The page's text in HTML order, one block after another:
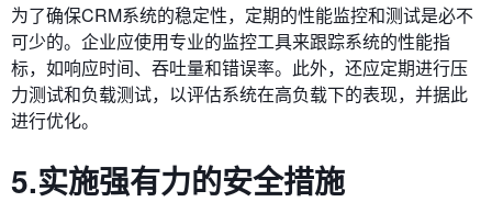
为了确保CRM系统的稳定性，定期的性能监控和测试是必不
可少的。企业应使用专业的监控工具来跟踪系统的性能指
标，如响应时间、吞吐量和错误率。此外，还应定期进行压
力测试和负载测试，以评估系统在高负载下的表现，并据此
进行优化。
5.实施强有力的安全措施